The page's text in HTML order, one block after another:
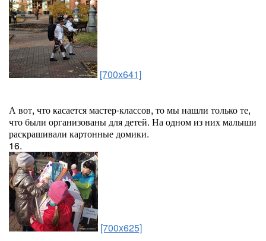
[700x641]
А вот, что касается мастер-классов, то мы нашли только те,
что были организованы для детей. На одном из них малыши
раскрашивали картонные домики.
16.
[700x625]